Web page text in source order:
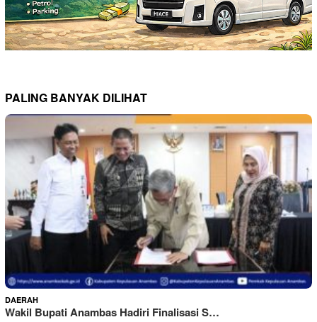
PALING BANYAK DILIHAT
DAERAH
Wakil Bupati Anambas Hadiri Finalisasi S…